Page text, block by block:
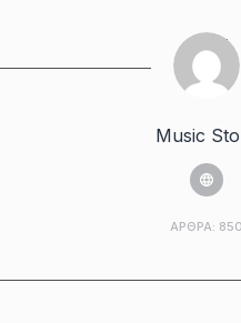
Music
ΆΡΘΡΑ: